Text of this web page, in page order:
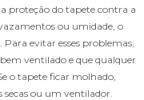
proteção do tapete contra a
ou umidade, o
evitar esses problemas,
ventilado e que qualquer
o tapete ficar molhado,
secas ou um ventilador.